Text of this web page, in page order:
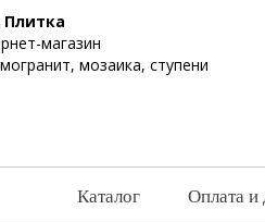
магазин
мозаика, ступени
Каталог Оплата и